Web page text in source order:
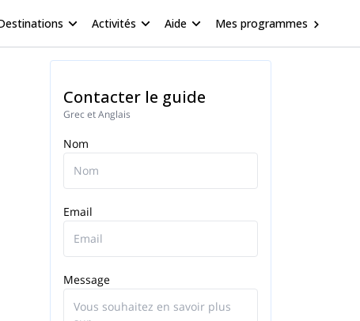
Activités Aide Mes programmes
Contacter le guide
Grec et Anglais
Nom
Email
Message